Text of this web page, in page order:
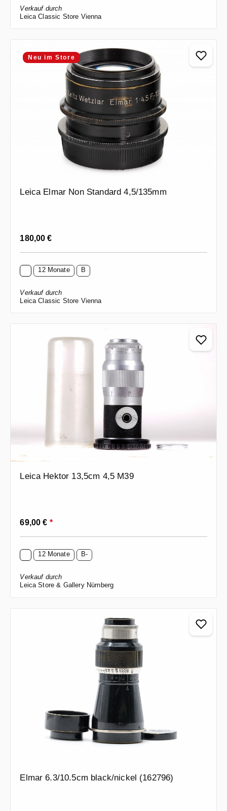
Verkauf durch
Leica Classic Store Vienna
Neu im Store
Leica Elmar Non Standard 4,5/135mm
Regulärer Preis:
180,00 €
12 Monate B
Verkauf durch
Leica Classic Store Vienna
Leica Hektor 13,5cm 4,5 M39
Regulärer Preis:
69,00 € *
12 Monate B-
Verkauf durch
Leica Store & Gallery Nürnberg
Elmar 6.3/10.5cm black/nickel (162796)